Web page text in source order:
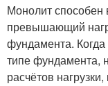
Монолит способен
превышающий
фундамента.
типе фундамента,
расчётов